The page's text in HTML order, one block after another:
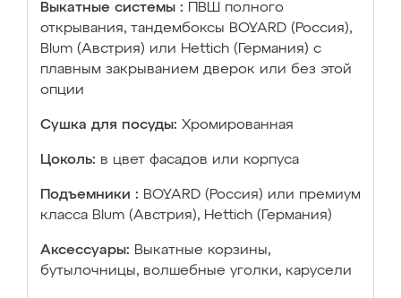
Выкатные системы :
ПВШ полного
открывания, тандембоксы BOYARD (Россия),
Blum (Австрия) или Hettich (Германия) с
плавным закрыванием дверок или без этой
опции
Сушка для посуды: Хромированная
Цоколь: в цвет фасадов или корпуса
Подъемники : BOYARD (Россия) или премиум
класса Blum (Австрия), Hettich (Германия)
Аксессуары: Выкатные корзины,
бутылочницы, волшебные уголки, карусели